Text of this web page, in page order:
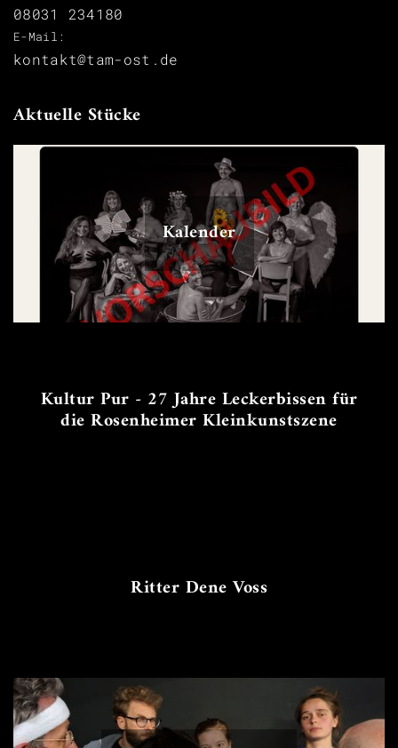
08031 234180
E-Mail:
kontakt@tam-ost.de
Aktuelle Stücke
Kalender
Kultur Pur - 27 Jahre Leckerbissen für
die Rosenheimer Kleinkunstszene
Ritter Dene Voss